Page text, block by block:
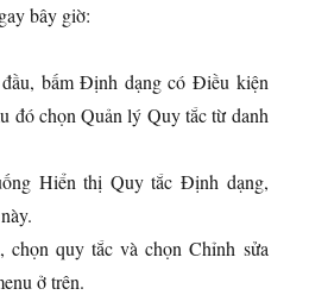
bây giờ:
bấm Định dạng có Điều kiện
đó chọn Quản lý Quy tắc từ danh
Hiển thị Quy tắc Định dạng,
chọn quy tắc và chọn Chỉnh sửa
ở trên.